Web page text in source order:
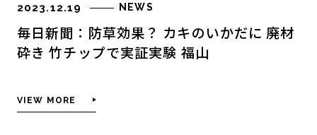
COMPANY INFO
ご利用方法
筏チップの効果
2023.12.19 NEWS
毎日新聞：防草効果？ カキのいかだに 廃材
砕き 竹チップで実証実験 福山
VIEW MORE